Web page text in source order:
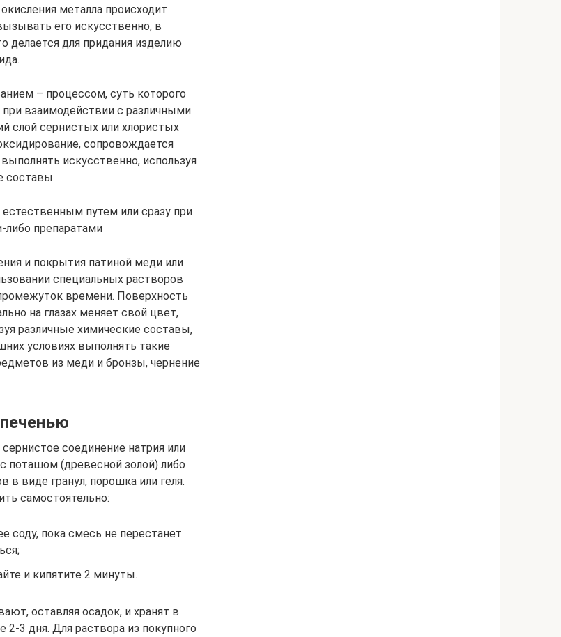
металла происходит
его искусственно, в
делается для придания изделию
– процессом, суть которого
взаимодействии с различными
слой сернистых или хлористых
сопровождается
искусственно, используя
составы.
путем или сразу при
либо препаратами
и покрытия патиной меди или
специальных растворов
времени. Поверхность
на глазах меняет свой цвет,
различные химические составы,
условиях выполнять такие
из меди и бронзы, чернение
соединение натрия или
поташом (древесной золой) либо
в виде гранул, порошка или геля.
самостоятельно:
соду, пока смесь не перестанет
и кипятите 2 минуты.
оставляя осадок, и хранят в
2-3 дня. Для раствора из покупного